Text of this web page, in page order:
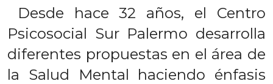
Desde hace 32 años, el Centro
Psicosocial Sur Palermo desarrolla
diferentes propuestas en el área de
la Salud Mental haciendo énfasis